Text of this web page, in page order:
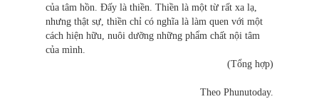
của tâm hồn. Đấy là thiền. Thiền là một từ rất xa lạ,
nhưng thật sự, thiền chỉ có nghĩa là làm quen với một
cách hiện hữu, nuôi dưỡng những phẩm chất nội tâm
của mình.
(Tổng hợp)
Theo Phunutoday.